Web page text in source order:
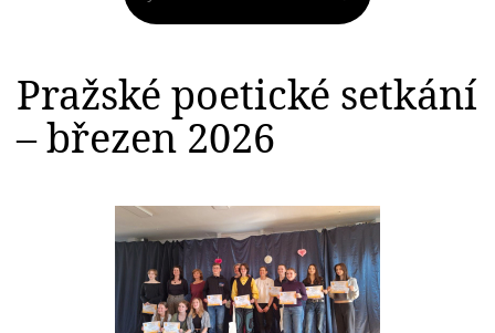
Pražské poetické setkání
– březen 2026